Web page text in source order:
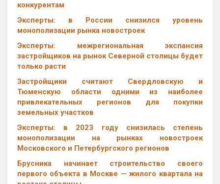
конкурентам
Эксперты: в России снизился уровень
монополизации рынка новостроек
Эксперты: межрегиональная экспансия
застройщиков на рынок Северной столицы будет
только расти
Застройщики считают Свердловскую и
Тюменскую области одними из наиболее
привлекательных регионов для покупки
земельных участков
Эксперты: в 2023 году снизилась степень
монополизации на рынках новостроек
Московского и Петербургского регионов
Брусника начинает строительство своего
первого объекта в Москве — жилого квартала на